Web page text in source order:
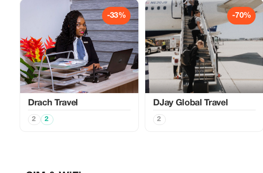
-33%
Drach Travel
2 2
-70%
DJay Global Travel
2